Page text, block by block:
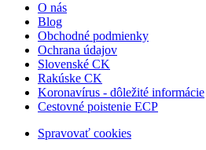
O nás
Blog
Obchodné podmienky
Ochrana údajov
Slovenské CK
Rakúske CK
Koronavírus - dôležité informácie
Cestovné poistenie ECP
Spravovať cookies